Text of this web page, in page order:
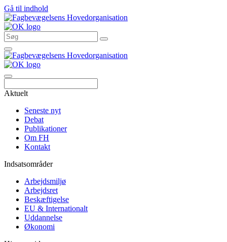
Gå til indhold
Aktuelt
Seneste nyt
Debat
Publikationer
Om FH
Kontakt
Indsatsområder
Arbejdsmiljø
Arbejdsret
Beskæftigelse
EU & Internationalt
Uddannelse
Økonomi